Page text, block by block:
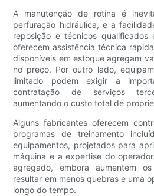
A manutenção de rotina é
perfuração hidráulica, e a
reposição e técnicos qualificados
oferecem assistência técnica
disponíveis em estoque agregam
no preço. Por outro lado,
limitado podem exigir a
contratação de serviços
aumentando o custo total de
Alguns fabricantes oferecem
programas de treinamento
equipamentos, projetados para
máquina e a expertise do
agregado, embora aumentem
resultar em menos quebras e uma
longo do tempo.